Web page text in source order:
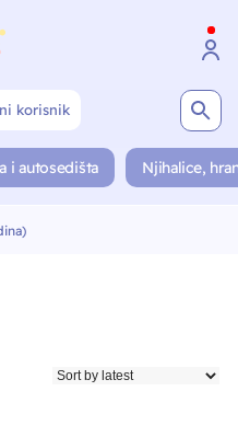
korisnik
i autosedišta Njihalice,